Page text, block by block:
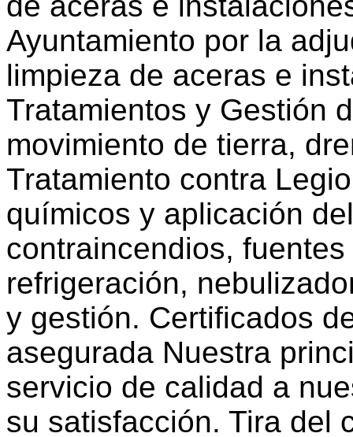
Ayuntamiento por la
limpieza de aceras e
Tratamientos y Gestión
movimiento de tierra,
Tratamiento contra
químicos y aplicación
contraincendios,
refrigeración,
y gestión. Certificados
asegurada Nuestra
servicio de calidad a
su satisfacción. Tira del